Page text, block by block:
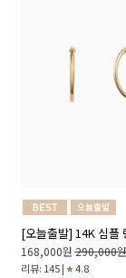
[오늘출발] 14K 심플
168,000원 290,000원
리뷰: 145 | 4.8